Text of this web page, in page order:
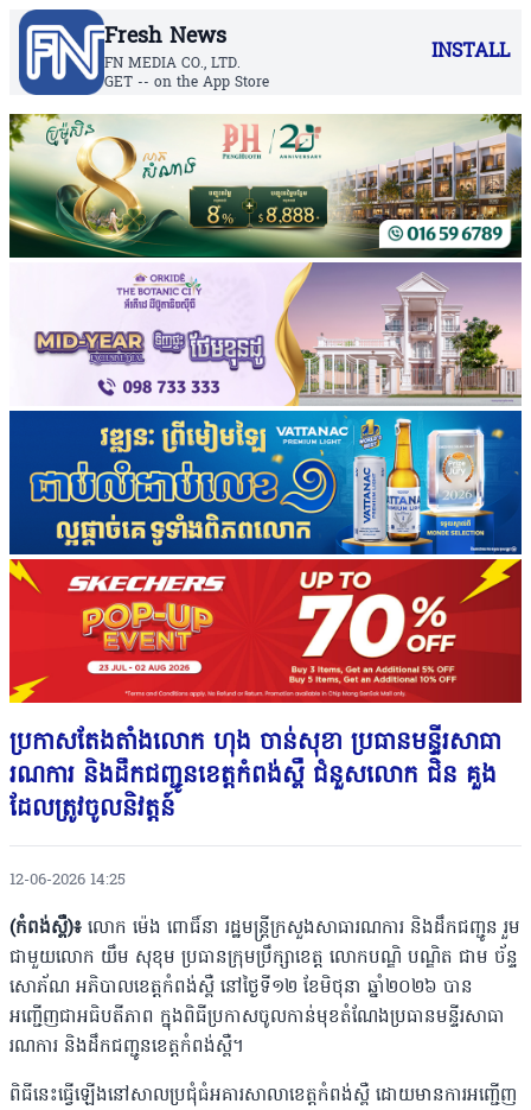
Fresh News
FN MEDIA CO., LTD.
GET -- on the App Store
INSTALL
ប្រកាសតែងតាំង‎លោក ហុង ចាន់សុខា ប្រធានមន្ទីរសាធា
រណការ និងដឹកជញ្ជូនខេត្តកំពង់ស្ពឺ ជំនួសលោក ជិន គួង
ដែលត្រូវចូលនិវត្តន៍
12-06-2026 14:25
(កំពង់ស្ពឺ)៖ លោក ម៉េង ពោធិ៍នា រដ្ឋមន្ត្រីក្រសួងសាធារណការ និងដឹកជញ្ជូន រួម
ជាមួយលោក យឹម សុខុម ប្រធានក្រុមប្រឹក្សាខេត្ត លោកបណ្ឌិ បណ្ឌិត ជាម ច័ន្ទ
សោភ័ណ អភិបាលខេត្តកំពង់ស្ពឺ នៅថ្ងៃទី១២ ខែមិថុនា ឆ្នាំ២០២៦ បាន
អញ្ជើញជាអធិបតីភាព ក្នុងពិធីប្រកាសចូលកាន់មុខតំណែងប្រធានមន្ទីរសាធា
រណការ និងដឹកជញ្ជូនខេត្តកំពង់ស្ពឺ។
ពិធីនេះធ្វើឡើងនៅសាលប្រជុំធំអគារសាលាខេត្តកំពង់ស្ពឺ ដោយមានការអញ្ជើញ